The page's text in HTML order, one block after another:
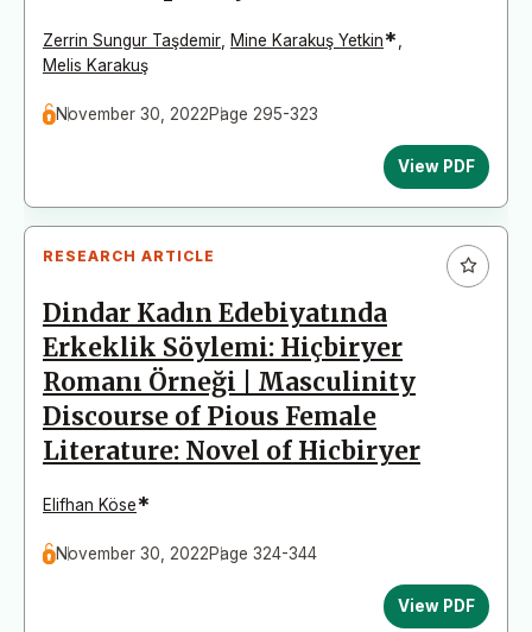
Zerrin Sungur Taşdemir Mine Karakuş Yetkin*
Melis Karakuş
November 30, 2022Page 295-323
View PDF
RESEARCH ARTICLE
Dindar Kadın Edebiyatında
Erkeklik Söylemi: Hiçbiryer
Romanı Örneği | Masculinity
Discourse of Pious Female
Literature: Novel of Hicbiryer
Elifhan Köse*
November 30, 2022Page 324-344
View PDF